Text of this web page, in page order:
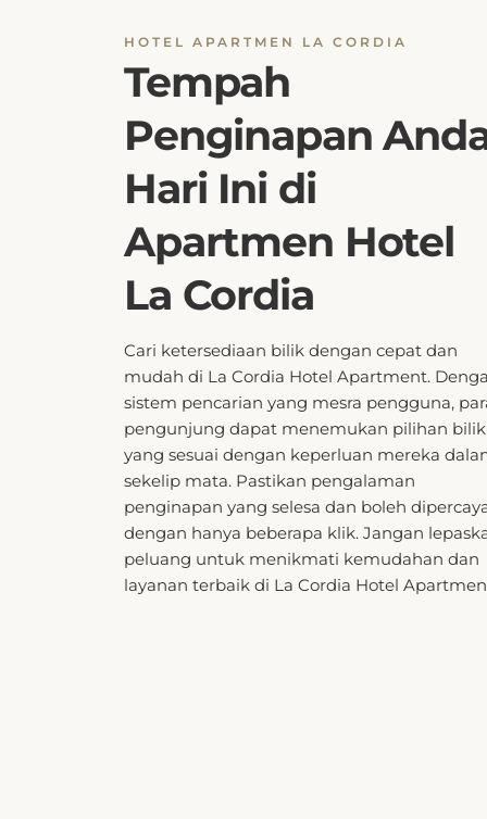
Tempah
Penginapan
Hari Ini di
Apartmen Hotel
La Cordia
Cari ketersediaan bilik dengan cepat dan
sistem pencarian yang mesra pengguna,
pengunjung dapat menemukan pilihan bilik
yang sesuai dengan keperluan mereka
sekelip mata. Pastikan pengalaman
penginapan yang selesa dan boleh
dengan hanya beberapa klik. Jangan
peluang untuk menikmati kemudahan dan
layanan terbaik di La Cordia Hotel